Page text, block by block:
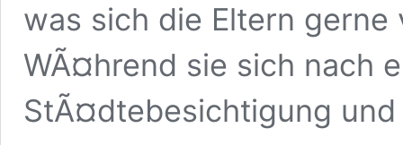
was sich die Eltern
WÃ¤hrend sie sich nach
StÃ¤dtebesichtigung